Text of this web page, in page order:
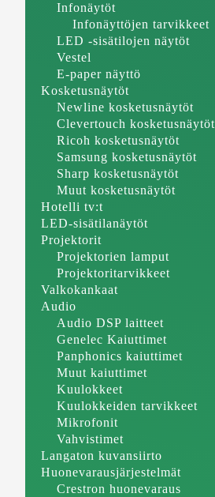
Infonäytöt
Infonäyttöjen tarvikkeet
LED -sisätilojen näytöt
Vestel
E-paper näyttö
Kosketusnäytöt
Newline kosketusnäytöt
Clevertouch kosketusnäytöt
Ricoh kosketusnäytöt
Samsung kosketusnäytöt
Sharp kosketusnäytöt
Muut kosketusnäytöt
Hotelli tv:t
LED-sisätilanäytöt
Projektorit
Projektorien lamput
Projektoritarvikkeet
Valkokankaat
Audio
Audio DSP laitteet
Genelec Kaiuttimet
Panphonics kaiuttimet
Muut kaiuttimet
Kuulokkeet
Kuulokkeiden tarvikkeet
Mikrofonit
Vahvistimet
Langaton kuvansiirto
Huonevarausjärjestelmät
Crestron huonevaraus